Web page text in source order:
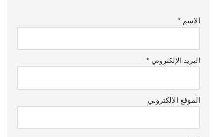
الاسم *
البريد الإلكتروني *
الموقع الإلكتروني